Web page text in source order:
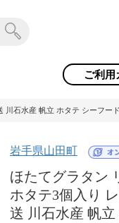
ご利用
石水産 帆立 ホタテ シーフ
岩手県山田町
ほたてグラタン
ホタテ3個入り
送 川石水産 帆